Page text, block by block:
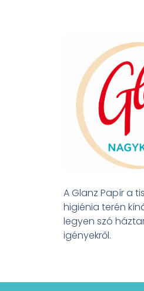
A Glanz Papír a
higiénia terén
legyen szó
igényekről.